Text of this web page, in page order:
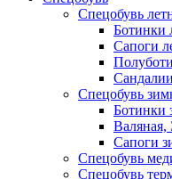
Спецобувь
Ботинки
Сапоги
Сандалии
Спецобувь
Ботинки
Сапоги
Спецобувь
Спецобувь